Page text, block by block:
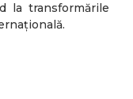
la transformările